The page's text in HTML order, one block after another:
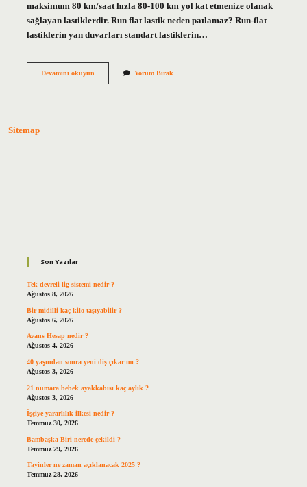
maksimum 80 km/saat hızla 80-100 km yol kat etmenize olanak
sağlayan lastiklerdir. Run flat lastik neden patlamaz? Run-flat
lastiklerin yan duvarları standart lastiklerin…
Devamını okuyunBmw
Yorum Bırak
Sitemap
Son Yazılar
Tek devreli lig sistemi nedir ?
Ağustos 8, 2026
Bir midilli kaç kilo taşıyabilir ?
Ağustos 6, 2026
Avans Hesap nedir ?
Ağustos 4, 2026
40 yaşından sonra yeni diş çıkar mı ?
Ağustos 3, 2026
21 numara bebek ayakkabısı kaç aylık ?
Ağustos 3, 2026
İşçiye yararlılık ilkesi nedir ?
Temmuz 30, 2026
Bambaşka Biri nerede çekildi ?
Temmuz 29, 2026
Tayinler ne zaman açıklanacak 2025 ?
Temmuz 28, 2026